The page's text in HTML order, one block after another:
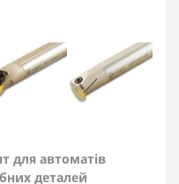
для автоматів
деталей